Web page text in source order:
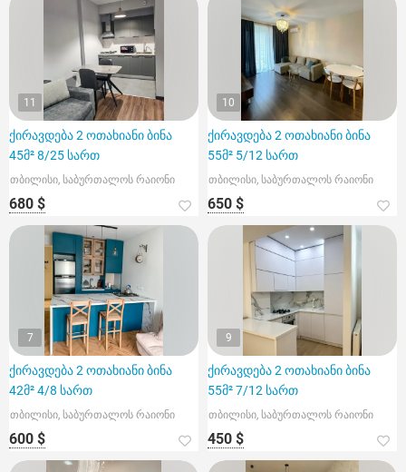
11
ქირავდება 2 ოთახიანი ბინა
45მ² 8/25 სართ
თბილისი, საბურთალოს რაიონი
680 $
10
ქირავდება 2 ოთახიანი ბინა
55მ² 5/12 სართ
თბილისი, საბურთალოს რაიონი
650 $
7
ქირავდება 2 ოთახიანი ბინა
42მ² 4/8 სართ
თბილისი, საბურთალოს რაიონი
600 $
9
ქირავდება 2 ოთახიანი ბინა
55მ² 7/12 სართ
თბილისი, საბურთალოს რაიონი
450 $